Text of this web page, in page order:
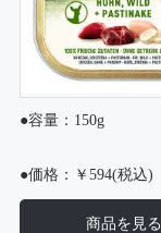
●容量：150g
●価格：￥594(税込)
商品を見る